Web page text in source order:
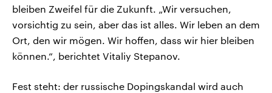
bleiben Zweifel für die Zukunft. „Wir versuchen,
vorsichtig zu sein, aber das ist alles. Wir leben an dem
Ort, den wir mögen. Wir hoffen, dass wir hier bleiben
können.“, berichtet Vitaliy Stepanov.
Fest steht: der russische Dopingskandal wird auch